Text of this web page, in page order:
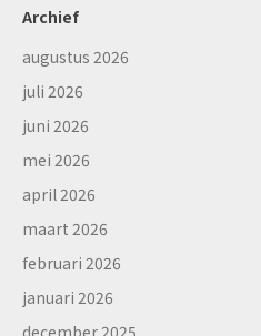
Archief
augustus 2026
juli 2026
juni 2026
mei 2026
april 2026
maart 2026
februari 2026
januari 2026
december 2025